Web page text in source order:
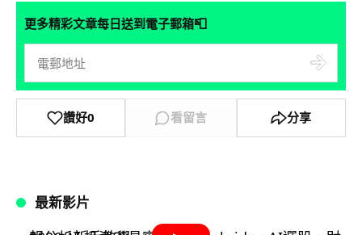
更多精彩文章每日送到電子郵箱📮
讚好0 看留言 分享
最新影片